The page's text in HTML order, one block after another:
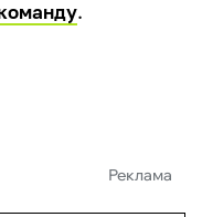
.
Реклама